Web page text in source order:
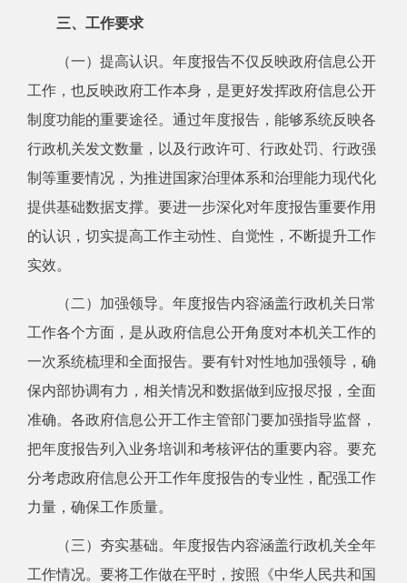
三、工作要求
（一）提高认识。 年度报告不仅反映政府信息公开
工作，也反映政府工作本身，是更好发挥政府信息公开
制度功能的重要途径。通过年度报告，能够系统反映各
行政机关发文数量，以及行政许可、行政处罚、行政强
制等重要情况，为推进国家治理体系和治理能力现代化
提供基础数据支撑。要进一步深化对年度报告重要作用
的认识，切实提高工作主动性、自觉性，不断提升工作
实效。
（二）加强领导。 年度报告内容涵盖行政机关日常
工作各个方面，是从政府信息公开角度对本机关工作的
一次系统梳理和全面报告。要有针对性地加强领导，确
保内部协调有力，相关情况和数据做到应报尽报，全面
准确。各政府信息公开工作主管部门要加强指导监督，
把年度报告列入业务培训和考核评估的重要内容。要充
分考虑政府信息公开工作年度报告的专业性，配强工作
力量，确保工作质量。
（三）夯实基础。 年度报告内容涵盖行政机关全年
工作情况。要将工作做在平时，按照《中华人民共和国